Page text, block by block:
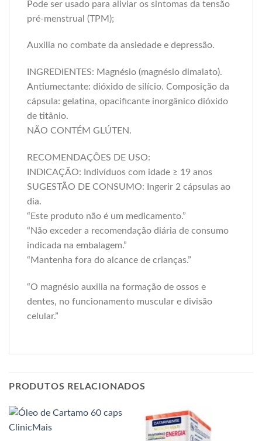
Pode ser usado para aliviar os sintomas da tensão
pré-menstrual (TPM);
Auxilia no combate da ansiedade e depressão.
INGREDIENTES: Magnésio (magnésio dimalato).
Antiumectante: dióxido de silício. Composição da
cápsula: gelatina, opacificante inorgânico dióxido
de titânio.
NÃO CONTÉM GLÚTEN.
RECOMENDAÇÕES DE USO:
INDICAÇÃO: Indivíduos com idade ≥ 19 anos
SUGESTÃO DE CONSUMO: Ingerir 2 cápsulas ao
dia.
“Este produto não é um medicamento.”
“Não exceder a recomendação diária de consumo
indicada na embalagem.”
“Mantenha fora do alcance de crianças.”
“O magnésio auxilia na formação de ossos e
dentes, no funcionamento muscular e divisão
celular.”
PRODUTOS RELACIONADOS